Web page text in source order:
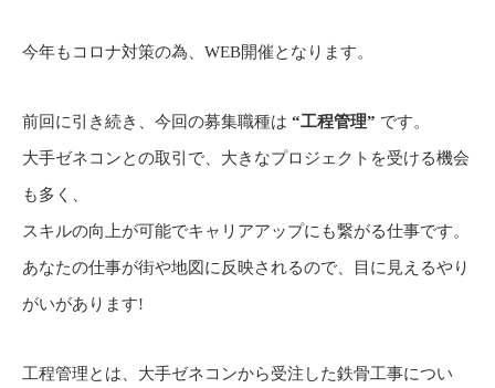
今年もコロナ対策の為、WEB開催となります。
前回に引き続き、今回の募集職種は “工程管理” です。
大手ゼネコンとの取引で、大きなプロジェクトを受ける機会
も多く、
スキルの向上が可能でキャリアアップにも繋がる仕事です。
あなたの仕事が街や地図に反映されるので、目に見えるやり
がいがあります!
工程管理とは、大手ゼネコンから受注した鉄骨工事につい